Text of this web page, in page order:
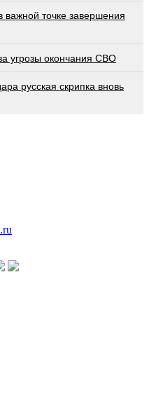
важной точке завершения
угрозы окончания СВО
русская скрипка вновь